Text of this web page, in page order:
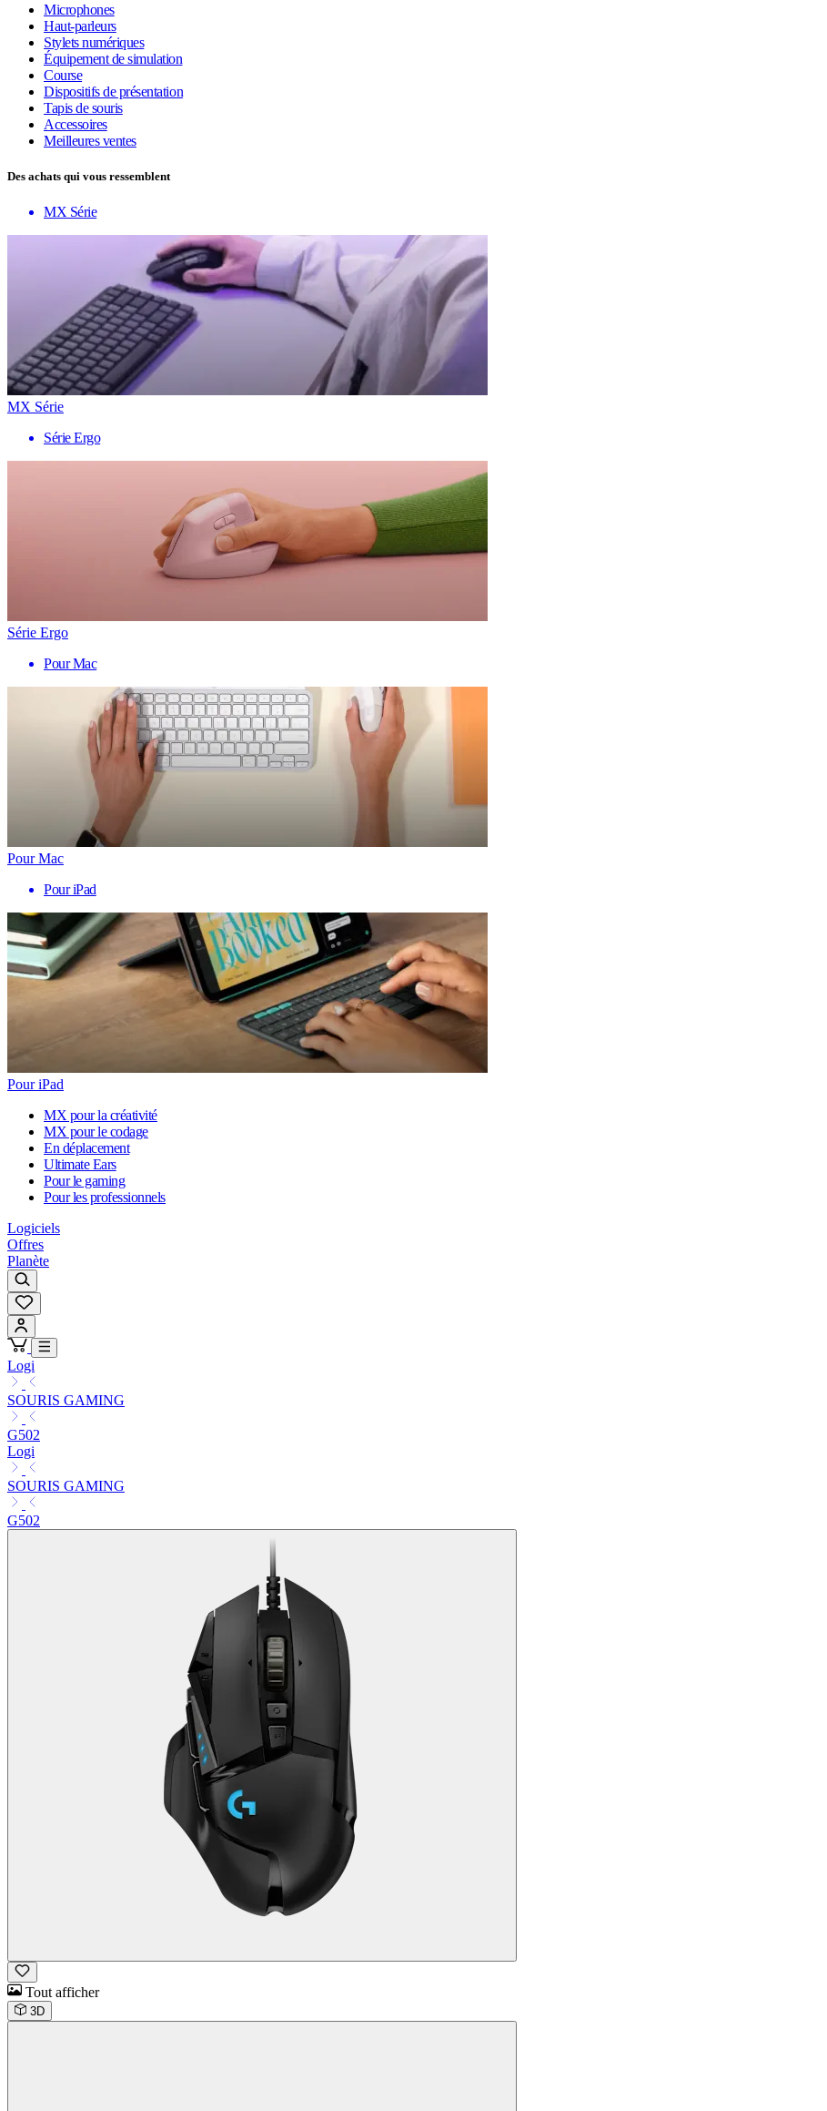
Microphones
Haut-parleurs
Stylets numériques
Équipement de simulation
Course
Dispositifs de présentation
Tapis de souris
Accessoires
Meilleures ventes
Des achats qui vous ressemblent
MX Série
MX Série
Série Ergo
Série Ergo
Pour Mac
Pour Mac
Pour iPad
Pour iPad
MX pour la créativité
MX pour le codage
En déplacement
Ultimate Ears
Pour le gaming
Pour les professionnels
Logiciels
Offres
Planète
Logi
SOURIS GAMING
G502
Logi
SOURIS GAMING
G502
Tout afficher
3D